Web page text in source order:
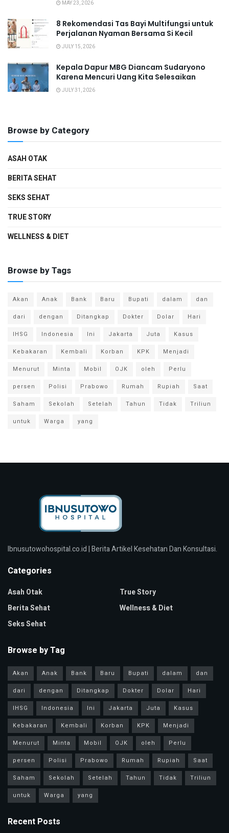
MAY 23, 2026
8 Rekomendasi Tas Bayi Multifungsi untuk
Perjalanan Nyaman Bersama Si Kecil
JULY 15, 2026
Kepala Dapur MBG Diancam Sudaryono
Karena Mencuri Uang Kita Selesaikan
JULY 31, 2026
Browse by Category
ASAH OTAK
BERITA SEHAT
SEKS SEHAT
TRUE STORY
WELLNESS & DIET
Browse by Tags
Akan Anak Bank Baru Bupati dalam
dan
dari
dengan Ditangkap Dokter Dolar
Hari
IHSG
Indonesia Ini Jakarta Juta
Kasus
Kebakaran
Kembali Korban KPK
Menjadi
Menurut
Minta Mobil OJK oleh
Perlu
persen
Polisi Prabowo Rumah Rupiah
Saat
Saham
Sekolah Setelah Tahun Tidak
Triliun
untuk
Warga yang
Ibnusutowohospital.co.id | Berita Artikel Kesehatan Dan Konsultasi.
Categories
Asah Otak
Berita Sehat
Seks Sehat
True Story
Wellness & Diet
Browse by Tag
Akan Anak Bank Baru Bupati dalam
dan
dari
dengan Ditangkap Dokter Dolar
Hari
IHSG
Indonesia Ini Jakarta Juta
Kasus
Kebakaran
Kembali Korban KPK
Menjadi
Menurut
Minta Mobil OJK oleh
Perlu
persen
Polisi Prabowo Rumah Rupiah
Saat
Saham
Sekolah Setelah Tahun Tidak
Triliun
untuk
Warga yang
Recent Posts